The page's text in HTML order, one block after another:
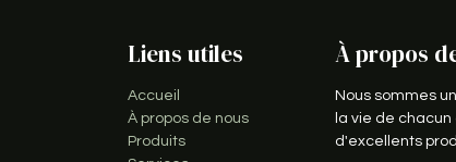
Liens utiles
Accueil
À propos de nous
Produits
À propos
Nous sommes
la vie de
d'excellents